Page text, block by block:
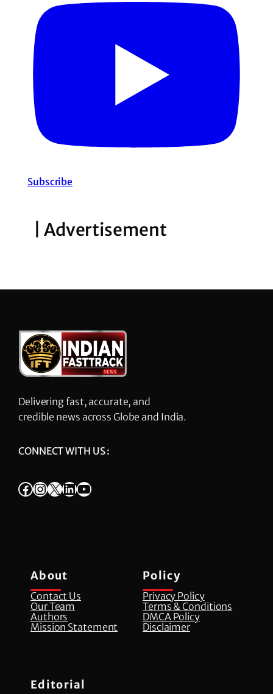
Subscribe
| Advertisement
Delivering fast, accurate, and
credible news across Globe and India.
CONNECT WITH US :
Facebook InstagramX LinkedIn YouTube
About
Contact Us
Our Team
Authors
Mission Statement
Policy
Privacy Policy
Terms & Conditions
DMCA Policy
Disclaimer
Editorial